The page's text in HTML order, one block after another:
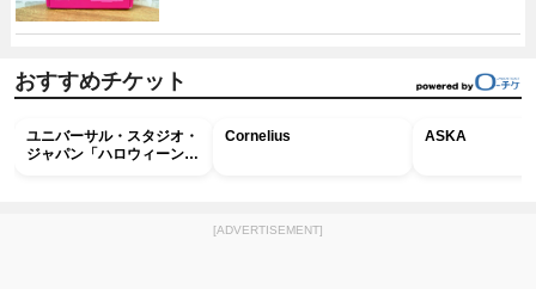
おすすめチケット
ユニバーサル・スタジオ・
ジャパン「ハロウィーン・
Cornelius ASKA
[ADVERTISEMENT]